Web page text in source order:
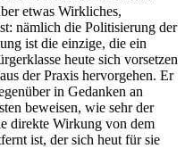
etwas Wirkliches,
nämlich die Politisierung der
ist die einzige, die ein
heute sich vorsetzen
der Praxis hervorgehen. Er
in Gedanken an
beweisen, wie sehr der
direkte Wirkung von dem
ist, der sich heut für sie